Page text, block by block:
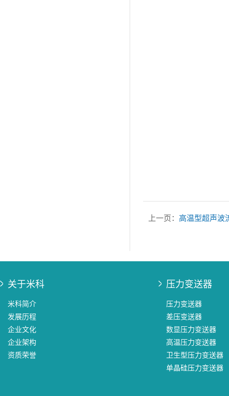
上一页： 高温型超声波
关于米科
米科简介
发展历程
企业文化
企业架构
资质荣誉
压力变送器
压力变送器
差压变送器
数显压力变送器
高温压力变送器
卫生型压力变送器
单晶硅压力变送器